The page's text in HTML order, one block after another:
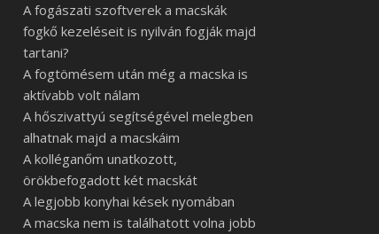
A fogászati szoftverek a macskák
fogkő kezeléseit is nyilván fogják majd
tartani?
A fogtömésem után még a macska is
aktívabb volt nálam
A hőszivattyú segítségével melegben
alhatnak majd a macskáim
A kolléganőm unatkozott,
örökbefogadott két macskát
A legjobb konyhai kések nyomában
A macska nem is találhatott volna jobb